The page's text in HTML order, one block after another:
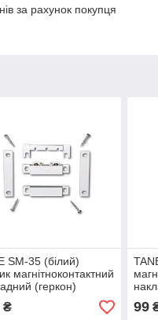
за рахунок покупця
SM-35 (білий)
магнітноконтактний
(геркон)
₴ 99